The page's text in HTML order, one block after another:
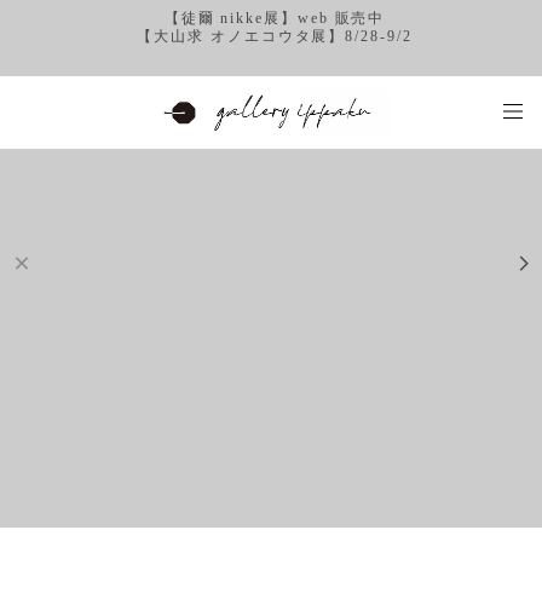
【徒爾 nikke展】web 販売中
【大山求 オノエコウタ展】8/28-9/2